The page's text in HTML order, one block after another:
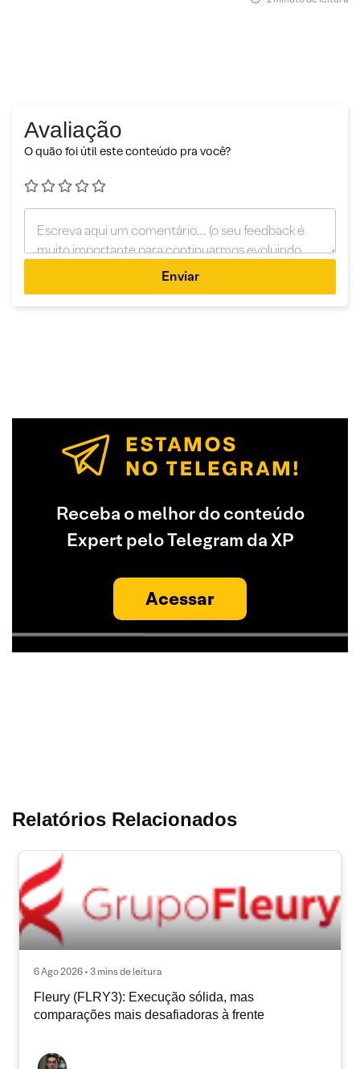
Avaliação
O quão foi útil este conteúdo pra você?
Enviar
Receba o melhor do conteúdo
Expert pelo Telegram da XP
Acessar
Relatórios Relacionados
6 Ago 2026 • 3 mins de leitura
Fleury (FLRY3): Execução sólida, mas
comparações mais desafiadoras à frente